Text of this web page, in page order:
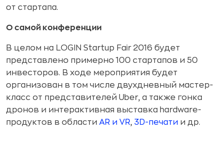
от стартапа.
О самой конференции
В целом на LOGIN Startup Fair 2016 будет
представлено примерно 100 стартапов и 50
инвесторов. В ходе мероприятия будет
организован в том числе двухдневный мастер-
класс от представителей Uber, а также гонка
дронов и интерактивная выставка hardware-
продуктов в области AR и VR, 3D-печати и др.